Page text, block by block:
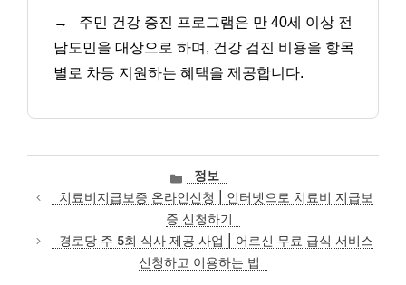
→
주민 건강 증진 프로그램은 만 40세 이상 전
남도민을 대상으로 하며, 건강 검진 비용을 항목
별로 차등 지원하는 혜택을 제공합니다.
카
테
고
리
정보
치료비지급보증 온라인신청 | 인터넷으로 치료비 지급보
증 신청하기
경로당 주 5회 식사 제공 사업 | 어르신 무료 급식 서비스
신청하고 이용하는 법